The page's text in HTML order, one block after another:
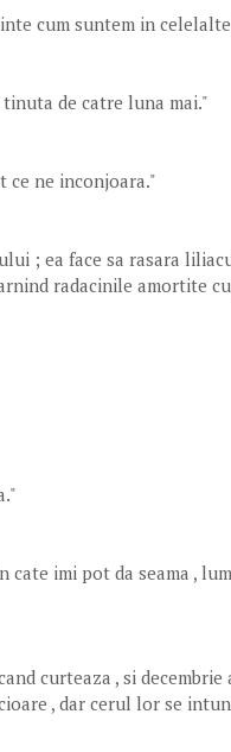
cum suntem in
de catre luna mai."
ne inconjoara."
; ea face sa rasara
radacinile amortite
cate imi pot da seama ,
curteaza , si decembrie
, dar cerul lor se